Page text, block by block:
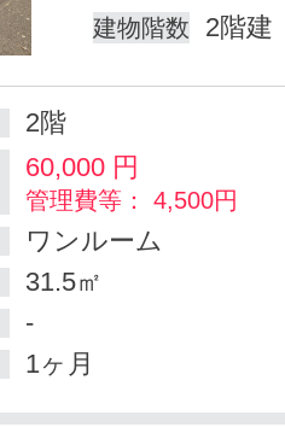
建物階数 2階建
2階
60,000 円
管理費等： 4,500円
ワンルーム
31.5㎡
-
1ヶ月